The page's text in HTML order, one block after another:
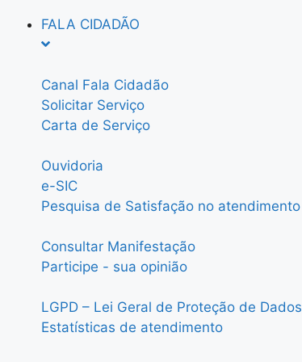
FALA CIDADÃO
Canal Fala Cidadão
Solicitar Serviço
Carta de Serviço
Ouvidoria
e-SIC
Pesquisa de Satisfação no atendimento
Consultar Manifestação
Participe - sua opinião
LGPD – Lei Geral de Proteção de Dados
Estatísticas de atendimento